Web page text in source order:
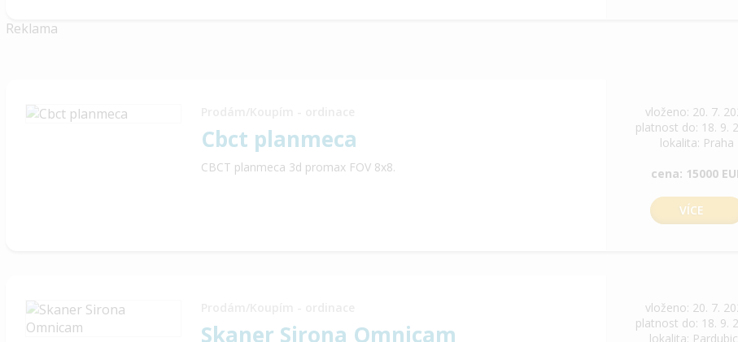
Reklama
Cbct planmeca
CBCT planmeca 3d promax FOV 8x8.
vloženo: 20. 7.
platnost do: 18. 9.
lokalita: Praha
cena: 15000
VÍCE
Skaner Sirona Omnicam
vloženo: 20. 7.
platnost do: 18. 9.
lokalita: